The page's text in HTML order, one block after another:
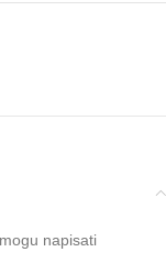
napisati